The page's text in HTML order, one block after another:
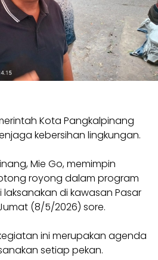
Kota Pangkalpinang
kebersihan lingkungan.
Mie Go, memimpin
royong dalam program
laksanakan di kawasan Pasar
(8/5/2026) sore.
ini merupakan agenda
setiap pekan.